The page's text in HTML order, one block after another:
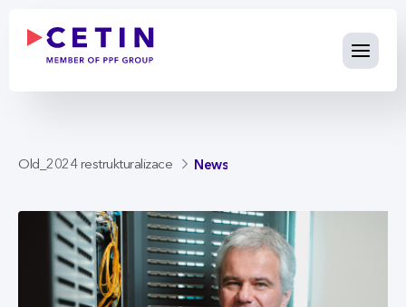
Old_2024 restrukturalizace News